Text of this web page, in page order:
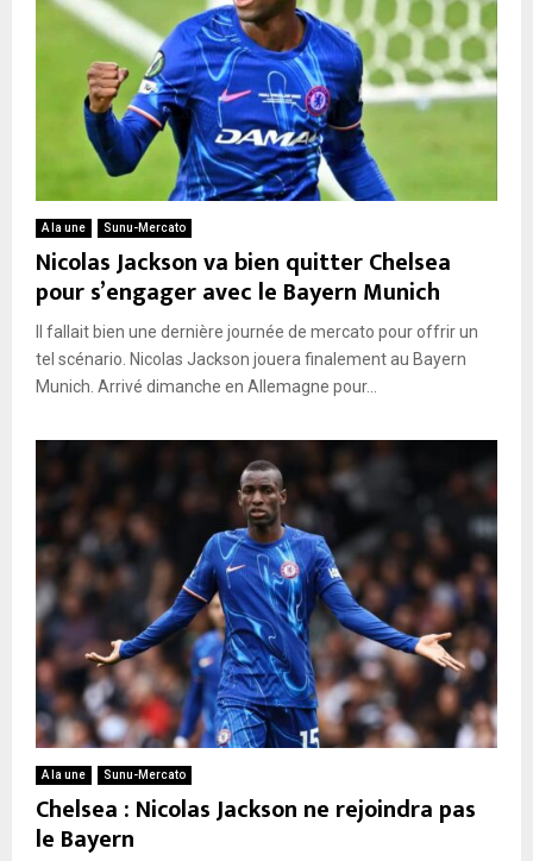
A la une Sunu-Mercato
Nicolas Jackson va bien quitter Chelsea
pour s’engager avec le Bayern Munich
Il fallait bien une dernière journée de mercato pour offrir un
tel scénario. Nicolas Jackson jouera finalement au Bayern
Munich. Arrivé dimanche en Allemagne pour...
A la une Sunu-Mercato
Chelsea : Nicolas Jackson ne rejoindra pas
le Bayern